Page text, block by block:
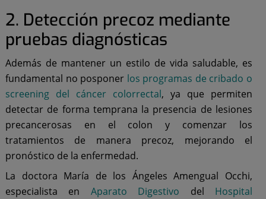
2. Detección precoz mediante
pruebas diagnósticas
Además de mantener un estilo de vida saludable, es
fundamental no posponer los programas de cribado o
screening del cáncer colorrectal, ya que permiten
detectar de forma temprana la presencia de lesiones
precancerosas en el colon y comenzar los
tratamientos de manera precoz, mejorando el
pronóstico de la enfermedad.
La doctora María de los Ángeles Amengual Occhi,
especialista en Aparato Digestivo del Hospital